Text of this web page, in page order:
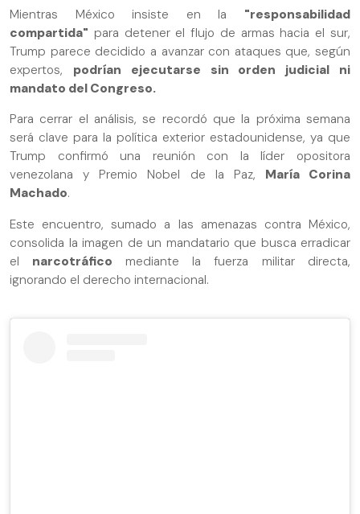
Mientras México insiste en la "responsabilidad
compartida" para detener el flujo de armas hacia el sur,
Trump parece decidido a avanzar con ataques que, según
expertos, podrían ejecutarse sin orden judicial ni
mandato del Congreso.
Para cerrar el análisis, se recordó que la próxima semana
será clave para la política exterior estadounidense, ya que
Trump confirmó una reunión con la líder opositora
venezolana y Premio Nobel de la Paz, María Corina
Machado.
Este encuentro, sumado a las amenazas contra México,
consolida la imagen de un mandatario que busca erradicar
el narcotráfico mediante la fuerza militar directa,
ignorando el derecho internacional.